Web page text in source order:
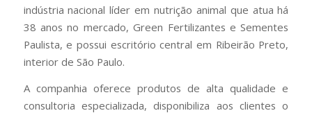
indústria nacional líder em nutrição animal que atua há
38 anos no mercado, Green Fertilizantes e Sementes
Paulista, e possui escritório central em Ribeirão Preto,
interior de São Paulo.
A companhia oferece produtos de alta qualidade e
consultoria especializada, disponibiliza aos clientes o